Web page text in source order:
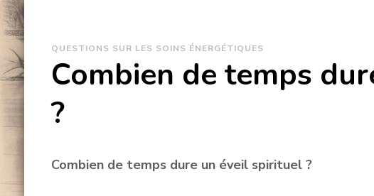
QUESTIONS SUR LES SOINS ÉNERGÉTIQUES
Combien de temps
?
Combien de temps dure un éveil spirituel ?